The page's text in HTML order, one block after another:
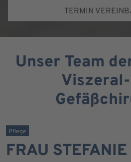
TERMIN
Unser Team
Pflege
FRAU